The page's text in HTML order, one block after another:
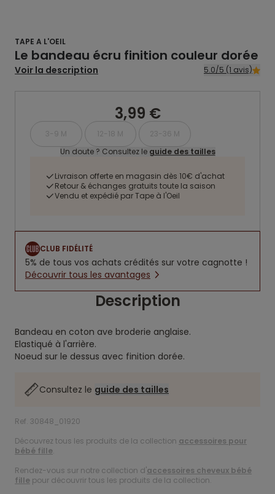
TAPE A L'OEIL
Le bandeau écru finition couleur dorée
Voir la description 5.0/5 (1 avis)
3,99 €
3-9 M 12-18 M
23-36 M
Un doute ? Consultez le guide des tailles
Livraison offerte en magasin dès 10€ d'achat
Retour & échanges gratuits toute la saison
Vendu et expédié par Tape à l'Oeil
CLUB FIDÉLITÉ
5% de tous vos achats crédités sur votre cagnotte !
Découvrir tous les avantages
Description
Bandeau en coton ave broderie anglaise.
Elastiqué à l'arrière.
Noeud sur le dessus avec finition dorée.
Consultez le guide des tailles
Ref. 30848_01920
Découvrez tous les produits de la collection accessoires pour
bébé fille.
Rendez-vous sur notre collection d'accessoires cheveux bébé
fille pour découvrir tous les produits de la collection.